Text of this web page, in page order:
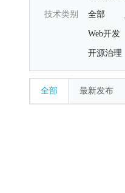
技术类别 全部
Web开发
开源治理
全部 最新发布